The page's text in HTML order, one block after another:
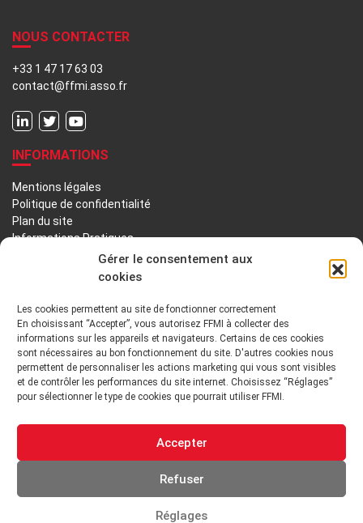
Gérer le consentement aux
cookies
Les cookies permettent au site de fonctionner correctement
En choisissant “Accepter”, vous autorisez FFMI à collecter des
informations sur les appareils et navigateurs. Certains de ces cookies
sont nécessaires au bon fonctionnement du site. D'autres cookies nous
permettent de personnaliser les actions marketing qui vous sont visibles
et de contrôler les performances du site internet. Choisissez “Réglages”
pour sélectionner le type de cookies que pourrait utiliser FFMI.
Accepter
Refuser
Réglages
NOUS CONTACTER
+33 1 47 17 63 03
contact@ffmi.asso.fr
INFORMATIONS
Mentions légales
Politique de confidentialité
Plan du site
Informations Pratiques
PRÉSENTATION NOTRE HISTOIRE
DÉONTOLOGIE PRINCIPES ORIENTATIONS
GOUVERNANCE
ENVIRONNEMENT TECHNIQUE ET INSTITUTIONNEL